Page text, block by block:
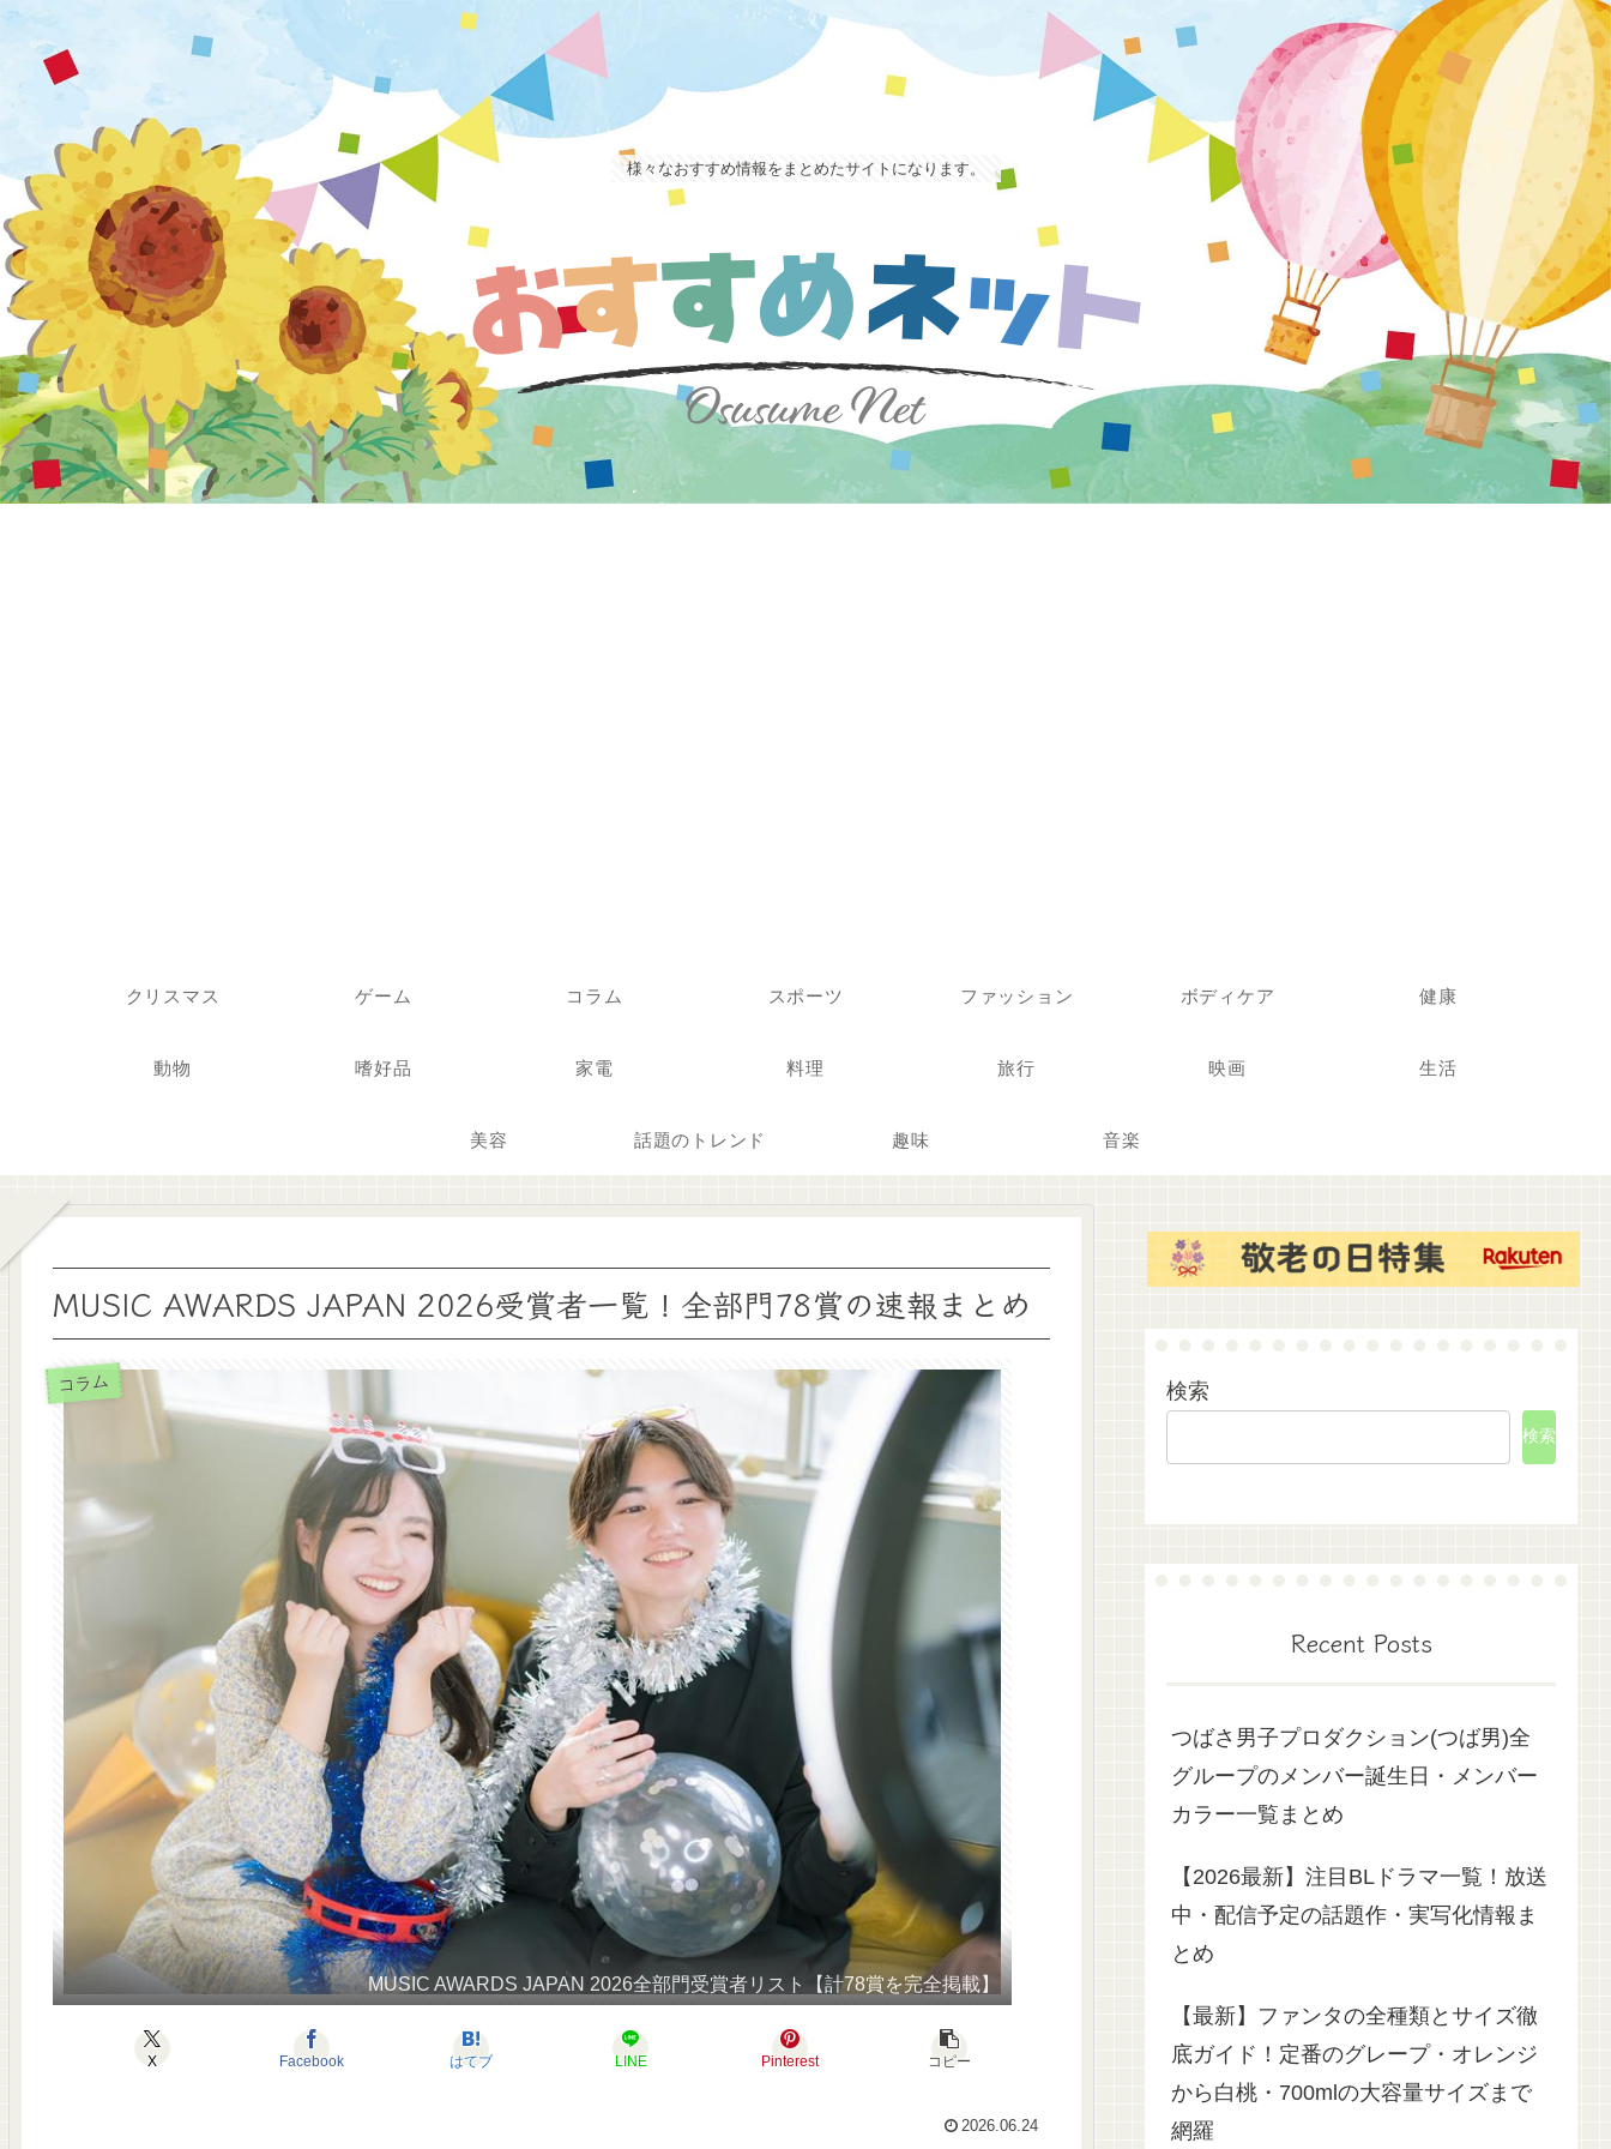
様々なおすすめ情報をまとめたサイトになります。
クリスマス ゲーム コラム スポーツ ファッション ボディケア 健康
動物 嗜好品 家電 料理 旅行 映画 生活
美容 話題のトレンド 趣味 音楽
MUSIC AWARDS JAPAN 2026受賞者一覧！全部門78賞の速報まとめ
コラム
MUSIC AWARDS JAPAN 2026全部門受賞者リスト【計78賞を完全掲載】
X Facebook はてブ LINE Pinterest コピー
2026.06.24
検索
検索
Recent Posts
つばさ男子プロダクション(つば男)全
グループのメンバー誕生日・メンバー
カラー一覧まとめ
【2026最新】注目BLドラマ一覧！放送
中・配信予定の話題作・実写化情報ま
とめ
【最新】ファンタの全種類とサイズ徹
底ガイド！定番のグレープ・オレンジ
から白桃・700mlの大容量サイズまで
網羅